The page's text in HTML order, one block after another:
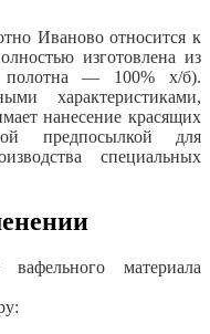
Иваново относится к
изготовлена из
полотна — 100% х/б).
характеристиками,
нанесение красящих
предпосылкой для
специальных
материала